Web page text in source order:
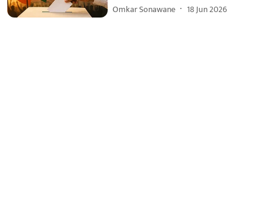
Omkar Sonawane 18 Jun 2026